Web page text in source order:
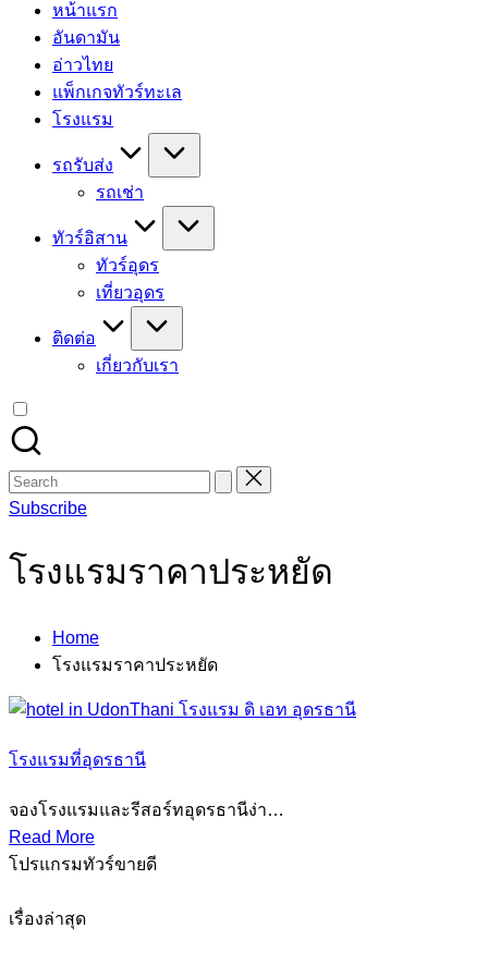
หน้าแรก
อันดามัน
อ่าวไทย
แพ็กเกจทัวร์ทะเล
โรงแรม
รถรับส่ง
รถเช่า
ทัวร์อิสาน
ทัวร์อุดร
เที่ยวอุดร
ติดต่อ
เกี่ยวกับเรา
Search
for:
Subscribe
โรงแรมราคาประหยัด
Home
โรงแรมราคาประหยัด
โรงแรมที่อุดรธานี
จองโรงแรมและรีสอร์ทอุดรธานีง่า…
Read More
โปรแกรมทัวร์ขายดี
เรื่องล่าสุด